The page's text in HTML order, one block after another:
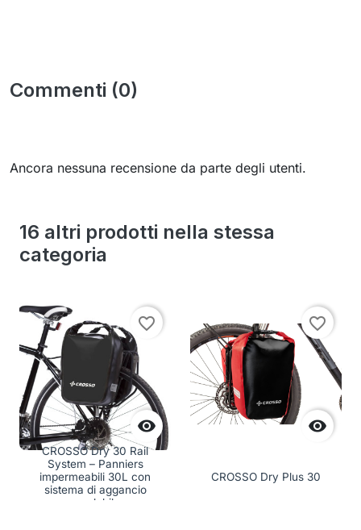
Commenti (0)
Ancora nessuna recensione da parte degli utenti.
16 altri prodotti nella stessa
categoria

favorite_border
CROSSO Dry 30 Rail
System – Panniers
impermeabili 30L con
sistema di aggancio
regolabile

favorite_border
CROSSO Dry Plus 30